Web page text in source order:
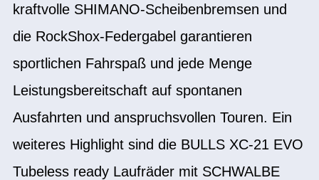
kraftvolle SHIMANO-Scheibenbremsen und
die RockShox-Federgabel garantieren
sportlichen Fahrspaß und jede Menge
Leistungsbereitschaft auf spontanen
Ausfahrten und anspruchsvollen Touren. Ein
weiteres Highlight sind die BULLS XC-21 EVO
Tubeless ready Laufräder mit SCHWALBE